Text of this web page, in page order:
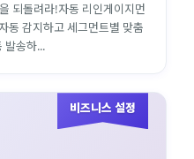
되돌려라!자동 리인게이지먼
동 감지하고 세그먼트별 맞춤
발송하...
비즈니스 설정